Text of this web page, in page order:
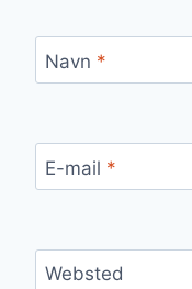
Navn *
E-mail *
Websted